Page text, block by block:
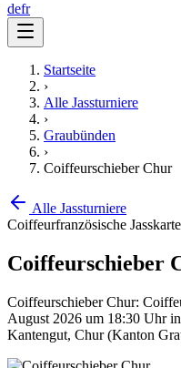
defr
Startseite
›
Alle Jassturniere
›
Graubünden
›
Coiffeurschieber Chur
Alle Jassturniere
Coiffeurfranzösische
Coiffeurschieber
Coiffeurschieber Chur:
August 2026 um 18:30 Uhr
Kantengut, Chur (Kanton